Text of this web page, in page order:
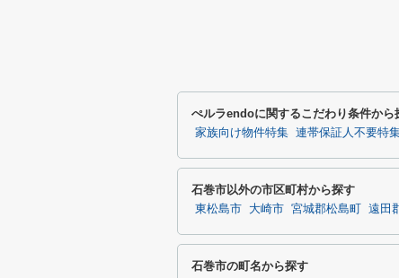
ぺルラendoに関するこだわり条件から
家族向け物件特集 連帯保証人不要特
石巻市以外の市区町村から探す
東松島市 大崎市 宮城郡松島町 遠田
石巻市の町名から探す